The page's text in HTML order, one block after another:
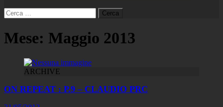
Ricerca
per:
Mese: Maggio 2013
ARCHIVE
ON REPEAT : P.9 – CLAUDIO PRC